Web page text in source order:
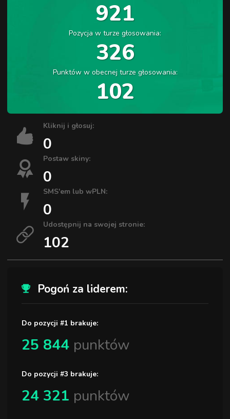
921
Pozycja w turze głosowania:
326
Punktów w obecnej turze głosowania:
102
Kliknij i głosuj:
0
Postaw skiny:
0
SMS'em lub wPLN:
0
Udostępnij na swojej stronie:
102
Pogoń za liderem:
Do pozycji #1 brakuje:
25 844 punktów
Do pozycji #3 brakuje:
24 321 punktów